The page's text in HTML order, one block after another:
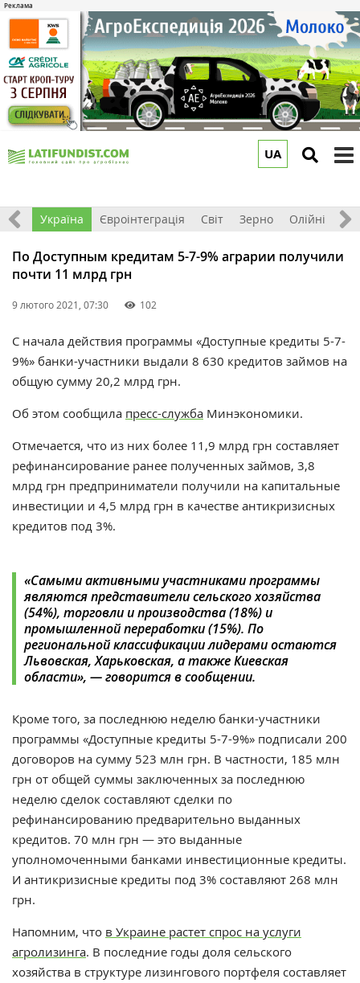
UA
Все Україна Євроінтеграція Світ Зерно Олійні
По Доступным кредитам 5-7-9% аграрии получили
почти 11 млрд грн
9 лютого 2021, 07:30 102
С начала действия программы «Доступные кредиты 5-7-
9%» банки-участники выдали 8 630 кредитов займов на
общую сумму 20,2 млрд грн.
Об этом сообщила пресс-служба Минэкономики.
Отмечается, что из них более 11,9 млрд грн составляет
рефинансирование ранее полученных займов, 3,8
млрд грн предприниматели получили на капитальные
инвестиции и 4,5 млрд грн в качестве антикризисных
кредитов под 3%.
«Самыми активными участниками программы
являются представители сельского хозяйства
(54%), торговли и производства (18%) и
промышленной переработки (15%). По
региональной классификации лидерами остаются
Львовская, Харьковская, а также Киевская
области», — говорится в сообщении.
Кроме того, за последнюю неделю банки-участники
программы «Доступные кредиты 5-7-9%» подписали 200
договоров на сумму 523 млн грн. В частности, 185 млн
грн от общей суммы заключенных за последнюю
неделю сделок составляют сделки по
рефинансированию предварительно выданных
кредитов. 70 млн грн — это выданные
уполномоченными банками инвестиционные кредиты.
И антикризисные кредиты под 3% составляют 268 млн
грн.
Напомним, что в Украине растет спрос на услуги
агролизинга. В последние годы доля сельского
хозяйства в структуре лизингового портфеля составляет